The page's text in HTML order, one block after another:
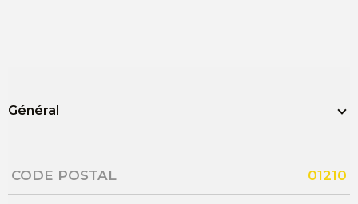
Général
Caractérisque Valeurs
CODE POSTAL 01210